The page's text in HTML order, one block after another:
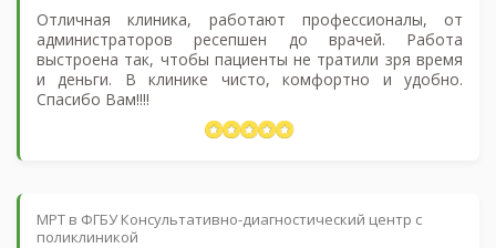
Отличная клиника, работают профессионалы, от
администраторов ресепшен до врачей. Работа
выстроена так, чтобы пациенты не тратили зря время
и деньги. В клинике чисто, комфортно и удобно.
Спасибо Вам!!!!
МРТ в ФГБУ Консультативно-диагностический центр с
поликлиникой